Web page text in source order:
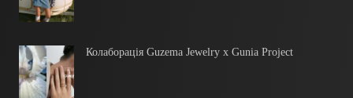
Колаборація Guzema Jewelry х Gunia Project